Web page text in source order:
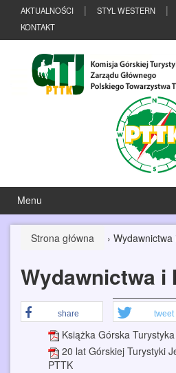
Przeskocz
treści
Przejdź
menu
AKTUALNOŚCI STYL WESTERN
KONTAKT
Menu
Strona główna ›
Wydawnictwa
share tweet
Książka Górska
20 lat Górskiej Turystyki
PTTK